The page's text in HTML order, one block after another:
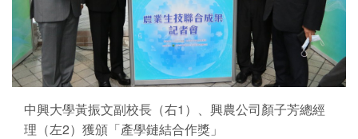
中興大學黃振文副校長（右1）、興農公司顏子芳總經
理（左2）獲頒「產學鏈結合作獎」